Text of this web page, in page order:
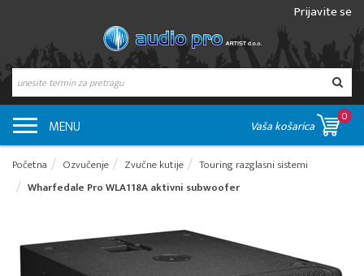
Prijavite se
MENU Vaša košarica
0
Početna Ozvučenje Zvučne kutije
Touring razglasni sistemi
Wharfedale Pro WLA118A aktivni subwoofer